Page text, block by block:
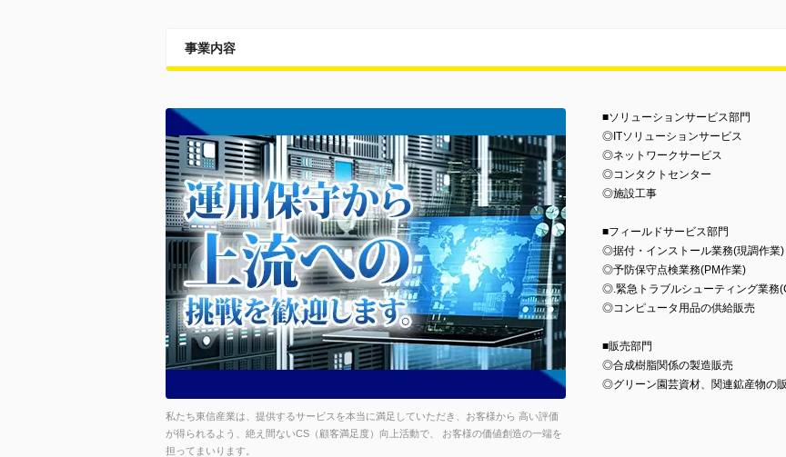
事業内容
私たち東信産業は、提供するサービスを本当に満足していただき、お客様から 高い評価
が得られるよう、絶え間ないCS（顧客満足度）向上活動で、 お客様の価値創造の一端を
担ってまいります。
■ソリューションサービス部門
◎ITソリューションサービス
◎ネットワークサービス
◎コンタクトセンター
◎施設工事
■フィールドサービス部門
◎据付・インストール業務(現調作業)
◎予防保守点検業務(PM作業)
◎.緊急トラブルシューティング業務
◎コンピュータ用品の供給販売
■販売部門
◎合成樹脂関係の製造販売
◎グリーン園芸資材、関連鉱産物の